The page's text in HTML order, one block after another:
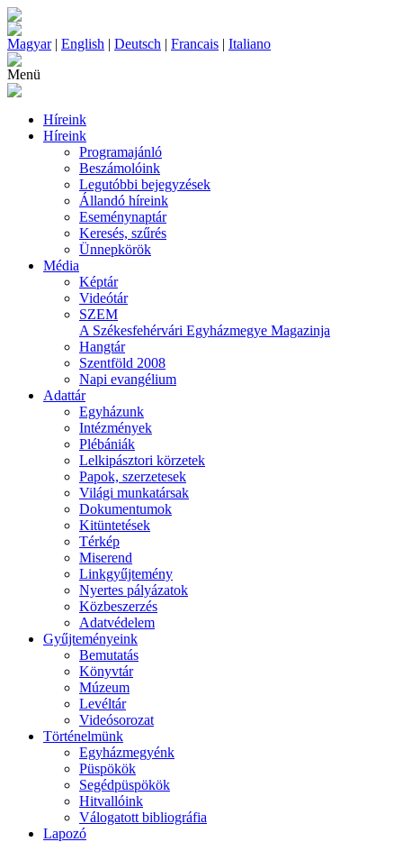
Magyar| English | Deutsch | Francais | Italiano
Menü
Híreink
Híreink
Programajánló
Beszámolóink
Legutóbbi bejegyzések
Állandó híreink
Eseménynaptár
Keresés, szűrés
Ünnepkörök
Média
Képtár
Videótár
SZEM
A Székesfehérvári Egyházmegye Magazinja
Hangtár
Szentföld 2008
Napi evangélium
Adattár
Egyházunk
Intézmények
Plébániák
Lelkipásztori körzetek
Papok, szerzetesek
Világi munkatársak
Dokumentumok
Kitüntetések
Térkép
Miserend
Linkgyűjtemény
Nyertes pályázatok
Közbeszerzés
Adatvédelem
Gyűjteményeink
Bemutatás
Könyvtár
Múzeum
Levéltár
Videósorozat
Történelmünk
Egyházmegyénk
Püspökök
Segédpüspökök
Hitvallóink
Válogatott bibliográfia
Lapozó